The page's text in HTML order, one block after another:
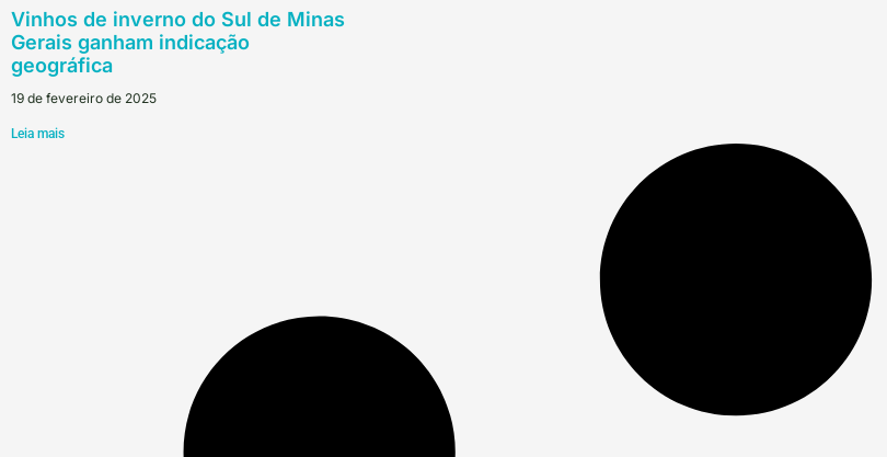
Vinhos de inverno do Sul de Minas
Gerais ganham indicação
geográfica
19 de fevereiro de 2025
Leia mais